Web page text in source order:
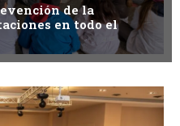
de la
en todo el